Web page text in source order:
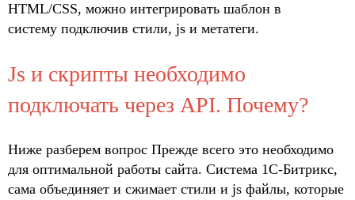
HTML/CSS, можно интегрировать шаблон в
систему подключив стили, js и метатеги.
Js и скрипты необходимо
подключать через API. Почему?
Ниже разберем вопрос Прежде всего это необходимо
для оптимальной работы сайта. Система 1С-Битрикс,
сама объединяет и сжимает стили и js файлы, которые